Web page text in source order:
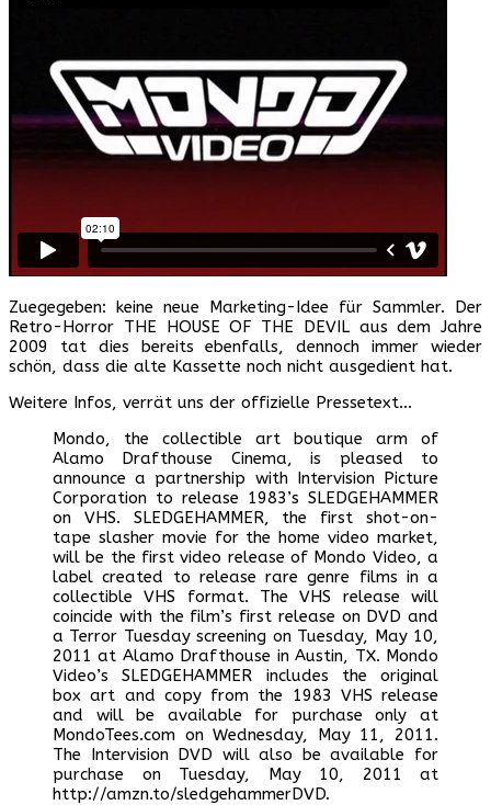
Zuegegeben: keine neue Marketing-Idee für Sammler. Der
Retro-Horror THE HOUSE OF THE DEVIL aus dem Jahre
2009 tat dies bereits ebenfalls, dennoch immer wieder
schön, dass die alte Kassette noch nicht ausgedient hat.
Weitere Infos, verrät uns der offizielle Pressetext…
Mondo, the collectible art boutique arm of
Alamo Drafthouse Cinema, is pleased to
announce a partnership with Intervision Picture
Corporation to release 1983’s SLEDGEHAMMER
on VHS. SLEDGEHAMMER, the first shot-on-
tape slasher movie for the home video market,
will be the first video release of Mondo Video, a
label created to release rare genre films in a
collectible VHS format. The VHS release will
coincide with the film’s first release on DVD and
a Terror Tuesday screening on Tuesday, May 10,
2011 at Alamo Drafthouse in Austin, TX. Mondo
Video’s SLEDGEHAMMER includes the original
box art and copy from the 1983 VHS release
and will be available for purchase only at
MondoTees.com on Wednesday, May 11, 2011.
The Intervision DVD will also be available for
purchase on Tuesday, May 10, 2011 at
http://amzn.to/sledgehammerDVD.